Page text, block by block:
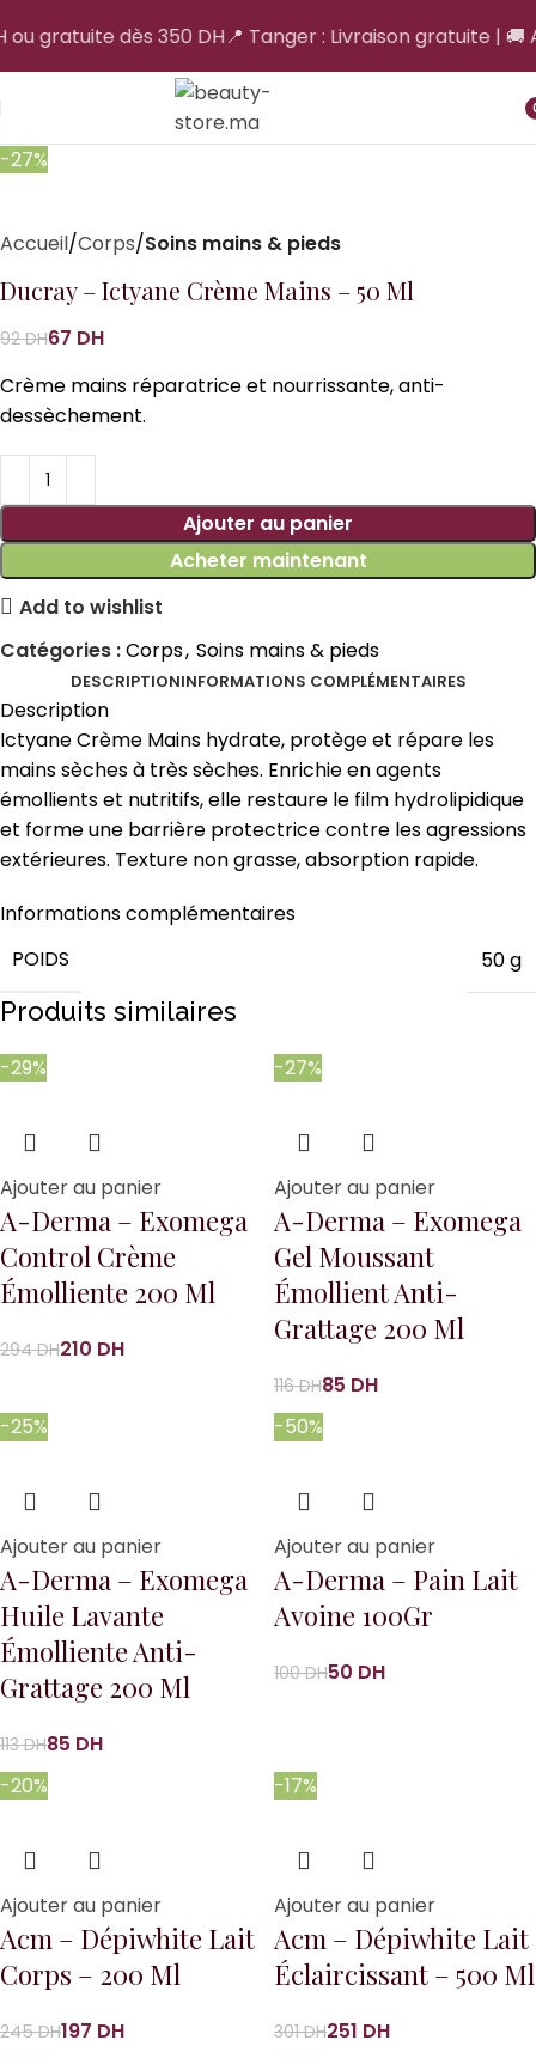
-27%
Accueil Corps Soins mains & pieds
Ducray – Ictyane Crème Mains – 50 Ml
92DH67 DH
Crème mains réparatrice et nourrissante, anti-
dessèchement.
Ajouter au panier
Acheter maintenant
Add to wishlist
Catégories :Corps, Soins mains & pieds
DESCRIPTIONINFORMATIONS COMPLÉMENTAIRES
Description
Ictyane Crème Mains hydrate, protège et répare les
mains sèches à très sèches. Enrichie en agents
émollients et nutritifs, elle restaure le film hydrolipidique
et forme une barrière protectrice contre les agressions
extérieures. Texture non grasse, absorption rapide.
Informations complémentaires
POIDS
50 g
Produits similaires
-29%
Ajouter au panier
A-Derma – Exomega
Control Crème
Émolliente 200 Ml
294DH210 DH
-27%
Ajouter au panier
A-Derma – Exomega
Gel Moussant
Émollient Anti-
Grattage 200 Ml
116DH85 DH
-25%
Ajouter au panier
A-Derma – Exomega
Huile Lavante
Émolliente Anti-
Grattage 200 Ml
113DH85 DH
-50%
Ajouter au panier
A-Derma – Pain Lait
Avoine 100Gr
100DH50 DH
-20%
Ajouter au panier
Acm – Dépiwhite Lait
Corps – 200 Ml
245DH197 DH
-17%
Ajouter au panier
Acm – Dépiwhite Lait
Éclaircissant – 500 Ml
301DH251 DH
gratuite dès 350 DH📍 Tanger : Livraison gratuite | 🚚